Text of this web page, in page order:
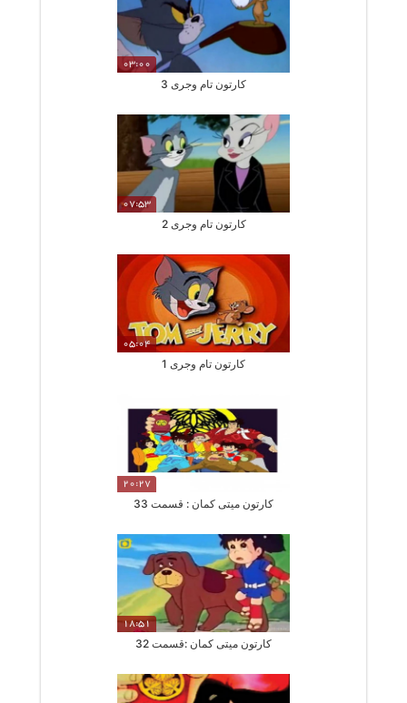
03:00
کارتون تام وجری 3
07:53
کارتون تام وجری 2
05:04
کارتون تام وجری 1
20:27
کارتون میتی کمان : قسمت 33
18:51
کارتون میتی کمان :قسمت 32